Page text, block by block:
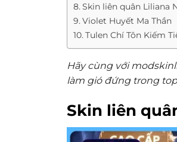
Skin liên quân Liliana
Violet Huyết Ma Thần
Tulen Chí Tôn Kiếm
Hãy cùng với
làm gió đứng trong
Skin liên